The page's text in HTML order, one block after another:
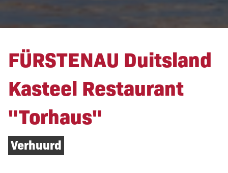
FÜRSTENAU Duitsland
Kasteel Restaurant
"Torhaus"
Verhuurd